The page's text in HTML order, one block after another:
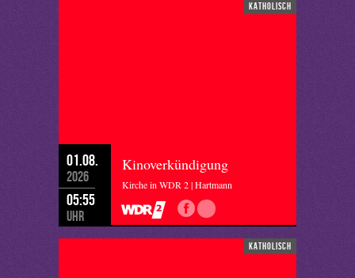
katholisch
01.08.
2026
05:55
Uhr
Kinoverkündigung
Kirche in WDR 2 | Hartmann
katholisch